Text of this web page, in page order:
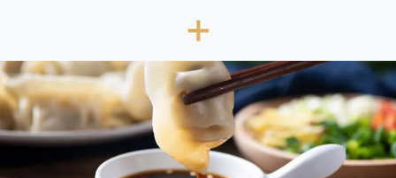
+